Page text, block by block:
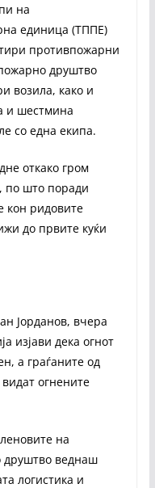
на
единица (ТППЕ)
противпожарни
друштво
возила, како и
и шестмина
со една екипа.
откако гром
по што поради
кон ридовите
до првите куќи
Јорданов, вчера
изјави дека огнот
а граѓаните од
огнените
на
друштво веднаш
логистика и